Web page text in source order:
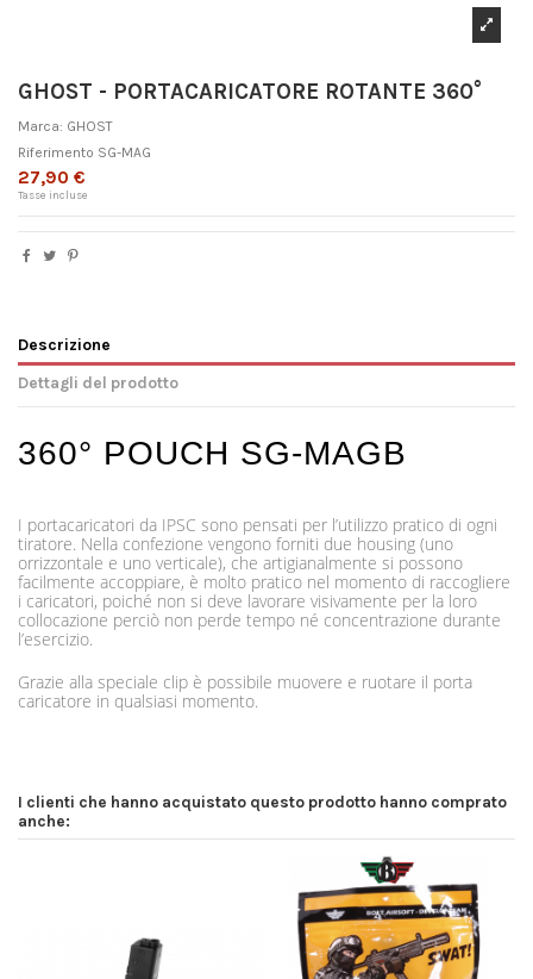
GHOST - PORTACARICATORE ROTANTE 360°
Marca: GHOST
Riferimento SG-MAG
27,90 €
Tasse incluse
Descrizione
Dettagli del prodotto
360° POUCH SG-MAGB
I portacaricatori da IPSC sono pensati per l’utilizzo pratico di ogni
tiratore. Nella confezione vengono forniti due housing (uno
orrizzontale e uno verticale), che artigianalmente si possono
facilmente accoppiare, è molto pratico nel momento di raccogliere
i caricatori, poiché non si deve lavorare visivamente per la loro
collocazione perciò non perde tempo né concentrazione durante
l’esercizio.
Grazie alla speciale clip è possibile muovere e ruotare il porta
caricatore in qualsiasi momento.
I clienti che hanno acquistato questo prodotto hanno comprato
anche: